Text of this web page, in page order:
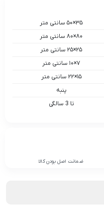
۳۵×۵۰ سانتی متر
۸۰×۸۰ سانتی متر
۲۵×۲۵ سانتی متر
۷×۱۰ سانتی متر
۱۵×۲۲ سانتی متر
پنبه
تا 3 سالگی
ضمانت اصل بودن کالا